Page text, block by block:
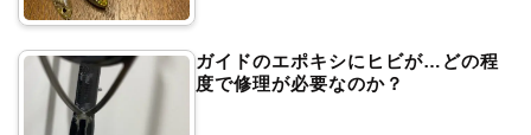
ガイドのエポキシにヒビが…どの程
度で修理が必要なのか？